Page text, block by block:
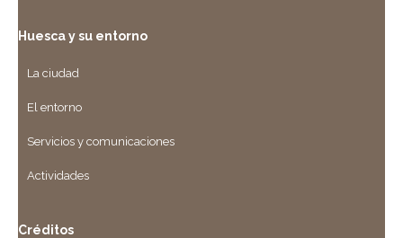
Huesca y su entorno
La ciudad
El entorno
Servicios y comunicaciones
Actividades
Créditos